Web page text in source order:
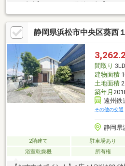
条件により住宅ローン減税が適用され
施工後5年間保証。・お客様に合わせた
をご提案。【周辺施設】・与進小学校
分）・与進中学校まで約210ｍ（徒歩3
浜松笠井街道店様まで約310ｍ（徒歩4
南店様まで約880ｍ（徒歩11分）
静岡県浜松市中央区葵西
間取り
建物面積
土地面積
築年月
遠州鉄
その他の交通
静岡県
2階建て 駐車場あり
浴室乾燥機
所有権